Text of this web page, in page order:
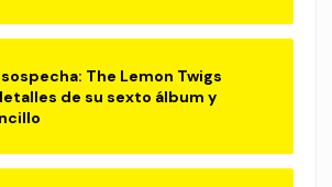
The Lemon Twigs
de su sexto álbum y